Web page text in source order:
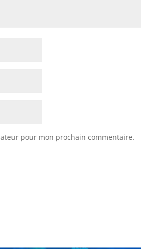
pour mon prochain commentaire.